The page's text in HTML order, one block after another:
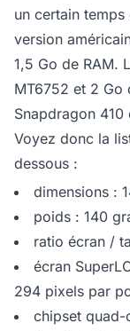
un certain
version
1,5 Go de RAM.
MT6752 et 2 Go
Snapdragon 410
Voyez donc la
dessous :
dimensions :
poids : 140
ratio écran /
écran
294 pixels par
chipset quad-